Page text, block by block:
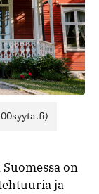
on
ja